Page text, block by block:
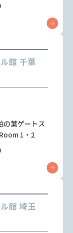
館 千葉
の葉ゲートス
1・2
館 埼玉